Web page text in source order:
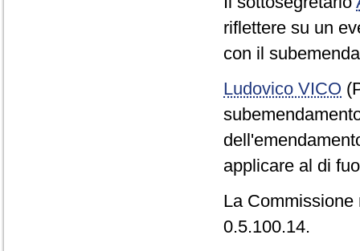
riflettere su un
con il
Ludovico VICO
applicare al di
La
0.5.100.14.